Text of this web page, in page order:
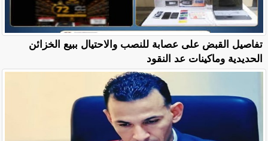
تفاصيل القبض على عصابة للنصب والاحتيال ببيع الخزائن
الحديدية وماكينات عد النقود